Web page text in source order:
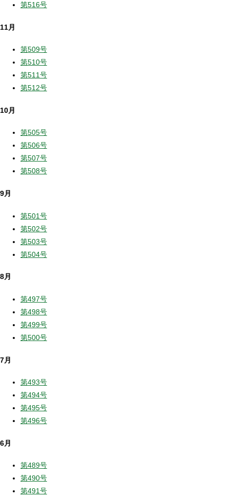
第516号
11月
第509号
第510号
第511号
第512号
10月
第505号
第506号
第507号
第508号
9月
第501号
第502号
第503号
第504号
8月
第497号
第498号
第499号
第500号
7月
第493号
第494号
第495号
第496号
6月
第489号
第490号
第491号